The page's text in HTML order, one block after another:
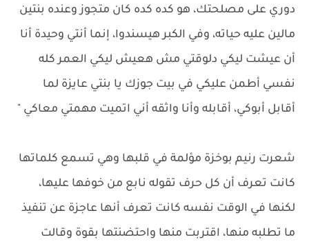
دوري على مصلحتك، هو كده كده كان متجوز وعنده بنتين
مالين عليه حياته، وفي الكبر هيسندوا، إنما أنتي وحيدة أنا
أن عيشت ليكي دلوقتي مش هعيش ليكي العمر كله
نفسي أطمن عليكي في بيت جوزك يا بنتي عايزة لما
أقابل أبوكي، أقابله وأنا واثقه أني اتميت مهمتي معاكي "
شعرت رنيم بوخزة مؤلمة في قلبها وهي تسمع كلماتها
كانت تعرف أن كل حرف تقوله نابع من خوفها عليها،
لكنها في الوقت نفسه كانت تعرف أنها عاجزة عن تنفيذ
ما تطلبه منها، اقتربت منها واحتضنتها بقوة وقالت